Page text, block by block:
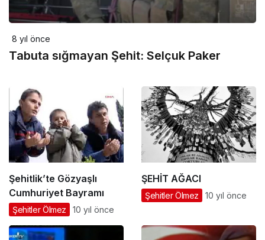
8 yıl önce
Tabuta sığmayan Şehit: Selçuk Paker
Şehitlik’te Gözyaşlı
Cumhuriyet Bayramı
Şehitler Ölmez 10 yıl önce
ŞEHİT AĞACI
Şehitler Ölmez 10 yıl önce